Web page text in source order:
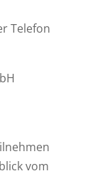
Telefon
vom